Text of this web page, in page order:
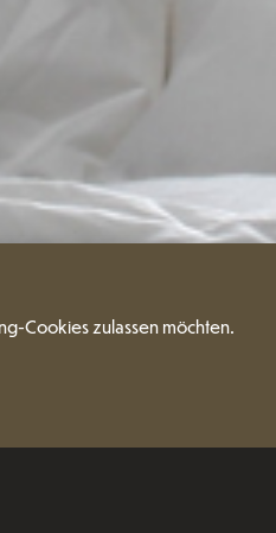
Cookies zulassen möchten.